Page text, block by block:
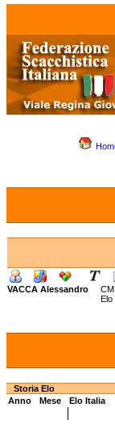
VACCA Alessandro
Elo
Storia Elo
Anno
Mese Elo Italia